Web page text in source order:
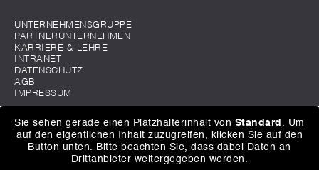
UNTERNEHMENSGRUPPE
PARTNERUNTERNEHMEN
KARRIERE & LEHRE
INTRANET
DATENSCHUTZ
AGB
IMPRESSUM
Sie sehen gerade einen Platzhalterinhalt von Standard . Um
auf den eigentlichen Inhalt zuzugreifen, klicken Sie auf den
Button unten. Bitte beachten Sie, dass dabei Daten an
Drittanbieter weitergegeben werden.